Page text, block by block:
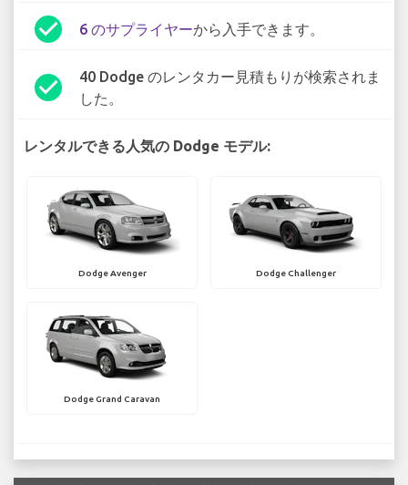
check_circle 6 のサプライヤーから入手できます。
check_circle
40 Dodge のレンタカー見積もりが検索されま
した。
レンタルできる人気の Dodge モデル:
Dodge Avenger Dodge Challenger
Dodge Grand Caravan